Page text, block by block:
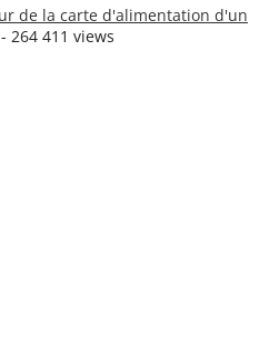
de la carte d'alimentation d'un
- 264 411 views